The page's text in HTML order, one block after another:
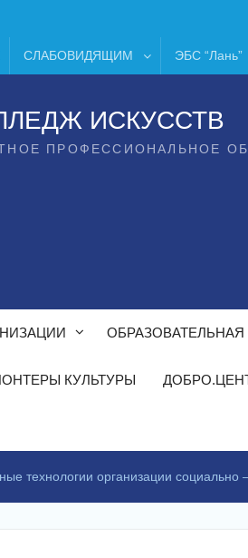
СЛАБОВИДЯЩИМ ЭБС “Лань”
ИСКУССТВ
ПРОФЕССИОНАЛЬНОЕ
КУЛЬТУРЫ
технологии организации социально